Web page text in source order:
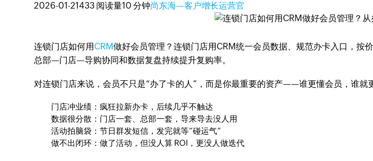
2026-01-21433 阅读量10 分钟尚东海—客户增长运营官
连锁门店如何用 CRM做好会员管理？连锁门店用CRM统一会员数据、规范办卡入口，按
总部—门店—导购协同和数据复盘持续提升复购率。
对连锁门店来说，会员不只是“办了卡的人”，而是你最重要的资产——谁更懂会员，谁就
门店冲业绩：疯狂拉新办卡，后续几乎不触达
数据很分散：门店一套、总部一套，导来导去没人用
活动拍脑袋：节日群发短信，发完就等“碰运气”
做不出闭环：做了活动，但没人算 ROI，更没人做迭代